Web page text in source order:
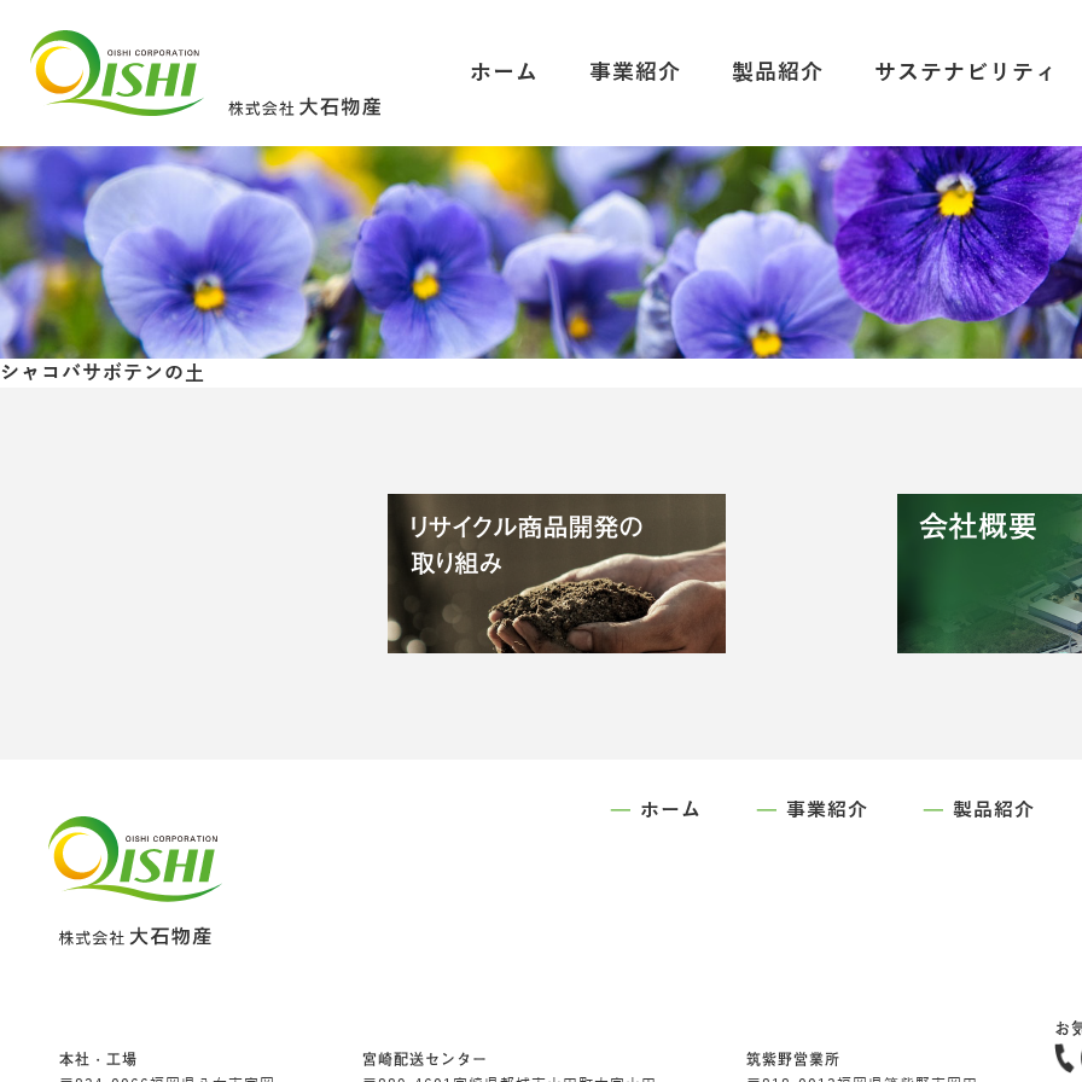
ホーム 事業紹介 製品紹介 サステナビリティ
シャコバサボテンの土
ホーム 事業紹介 製品紹介
本社・工場 宮崎配送センター 筑紫野営業所
お